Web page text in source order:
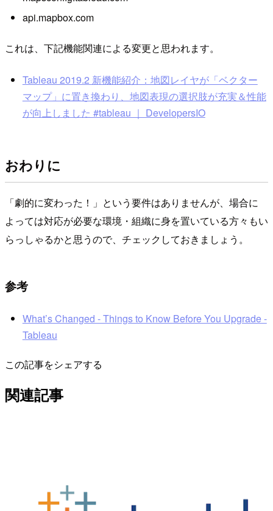
api.mapbox.com
これは、下記機能関連による変更と思われます。
Tableau 2019.2 新機能紹介：地図レイヤが「ベクター
マップ」に置き換わり、地図表現の選択肢が充実＆性能
が向上しました #tableau ｜ DevelopersIO
おわりに
「劇的に変わった！」という要件はありませんが、場合に
よっては対応が必要な環境・組織に身を置いている方々もい
らっしゃるかと思うので、チェックしておきましょう。
参考
What’s Changed - Things to Know Before You Upgrade -
Tableau
この記事をシェアする
関連記事